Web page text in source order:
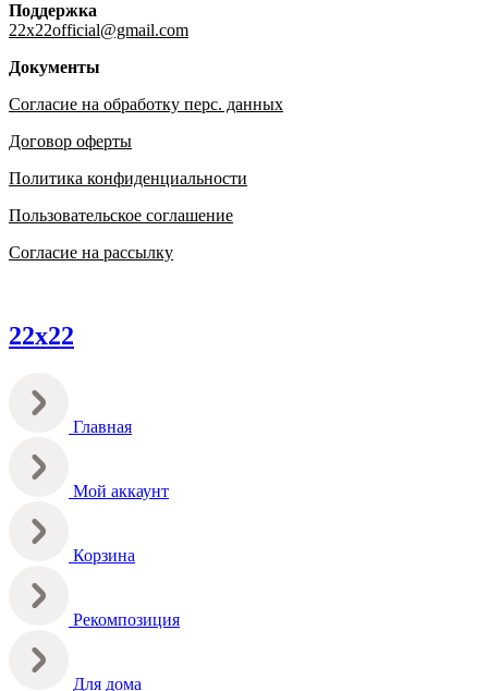
Поддержка
22x22official@gmail.com
Документы
Согласие на обработку перс. данных
Договор оферты
Политика конфиденциальности
Пользовательское соглашение
Согласие на рассылку
22х22
Главная
Мой аккаунт
Корзина
Рекомпозиция
Для дома